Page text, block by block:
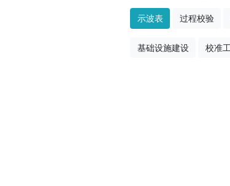
示波表 过程校验
基础设施建设 校准